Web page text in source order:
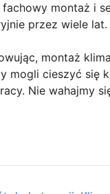
montaż i
przez wiele lat.
montaż
mogli cieszyć się
Nie wahajmy